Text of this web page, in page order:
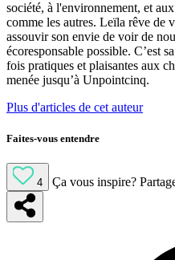
société, à l'environnement, et
comme les autres. Leïla rêve de
assouvir son envie de voir de
écoresponsable possible. C’est
fois pratiques et plaisantes aux
menée jusqu’à Unpointcinq.
Plus d'articles de cet auteur
Faites-vous entendre
4 Ça vous inspire?